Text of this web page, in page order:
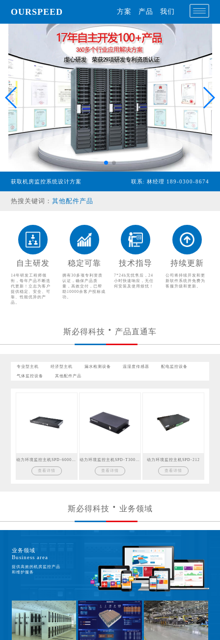
OURSPEED 方案 产品 我们
获取机房监控系统设计方案 联系: 林经理 189-0300-8674
热搜关键词：
专业型主机
经济型主机
漏水检测设备
温湿度传感器
配电监控设备
其他配件产品
自主研发
14年研发工程师领
衔，每年产品不断迭
代更新！立志为客户
提供稳定、安全、可
靠、性能优异的产
品。
稳定可靠
拥有30多项专利资质
认证，确保产品质
量，高效交付，已帮
助10000余客户投标成
功。
技术指导
7*24h无忧售后，24
小时快速响应，无任
何安装及使用烦忧！
持续更新
公司将持续开发和更
新软件系统并免费为
客服升级和更新。
斯必得科技 产品直通车
专业型主机 经济型主机 漏水检测设备 温湿度传感器 配电监控设备
气体监控设备 其他配件产品
查看详情 查看详情
动力环境监控主机SPD-212
查看详情
斯必得科技 业务领域
业务领域
Business area
提供高效的机房监控产品
和维护服务